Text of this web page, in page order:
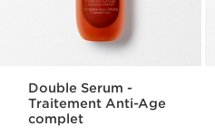
Double Serum -
Traitement Anti-Age
complet